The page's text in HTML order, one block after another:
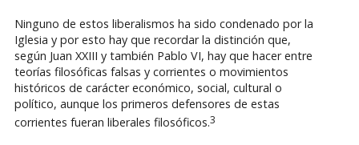
Ninguno de estos liberalismos ha sido condenado por la
Iglesia y por esto hay que recordar la distinción que,
según Juan XXIII y también Pablo VI, hay que hacer entre
teorías filosóficas falsas y corrientes o movimientos
históricos de carácter económico, social, cultural o
político, aunque los primeros defensores de estas
corrientes fueran liberales filosóficos.3